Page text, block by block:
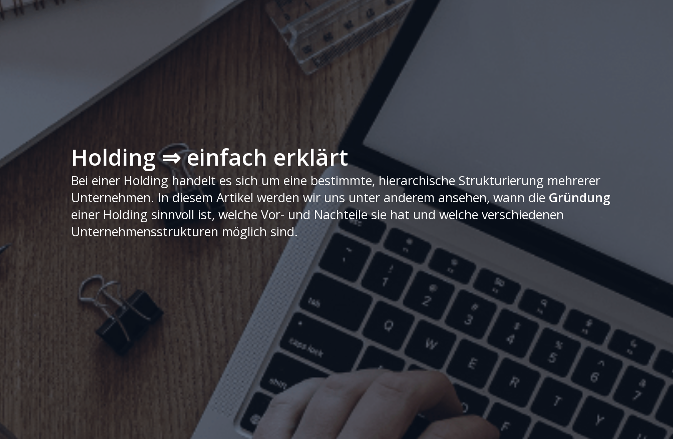
Holding ⇒ einfach erklärt
Bei einer Holding handelt es sich um eine bestimmte, hierarchische Strukturierung mehrerer
Unternehmen. In diesem Artikel werden wir uns unter anderem ansehen, wann die Gründung
einer Holding sinnvoll ist, welche Vor- und Nachteile sie hat und welche verschiedenen
Unternehmensstrukturen möglich sind.